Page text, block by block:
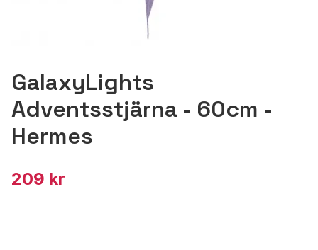
GalaxyLights
Adventsstjärna - 60cm -
Hermes
209 kr